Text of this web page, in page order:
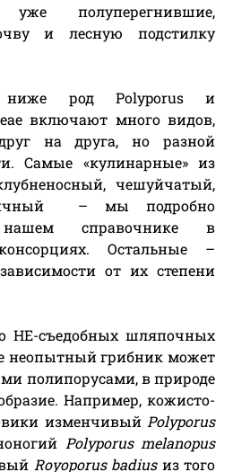
полуперегнившие,
и лесную подстилку
ниже род Polyporus и
включают много видов,
на друга, но разной
Самые «кулинарные» из
чешуйчатый,
– мы подробно
справочнике в
Остальные –
от их степени
НЕ-съедобных шляпочных
неопытный грибник может
полипорусами, в природе
Например, кожисто-
изменчивый Polyporus
Polyporus melanopus
Royoporus badiusиз того